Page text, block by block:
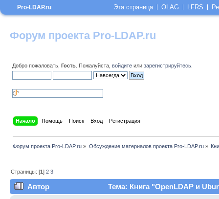
Форум проекта Pro-LDAP.ru
Добро пожаловать, Гость . Пожалуйста, войдите или зарегистрируйтесь
Начало Помощь Поиск Вход Регистрация
Форум проекта Pro-LDAP.ru » Обсуждение материалов проекта Pro-LDAP.ru»
Страницы: [1]2 3
Автор Тема: Книга "OpenLDAP и
Pro-LDAP.ru Эта страница OLAG LFRS